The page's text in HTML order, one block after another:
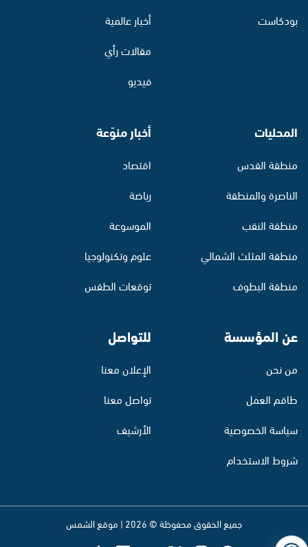
بودكاست
أخبار عالمية
مقالات رأي
فيديو
المحليات
منطقة القدس
الناصرة والمنطقة
منطقة النقب
منطقة المثلث الشمالي
منطقة البطوف
أخبار منوّعة
اقتصاد
رياضة
الموسوعة
علوم وتكنولوجيا
توقعات الطقس
عن المؤسسة
من نحن
طاقم العمل
سياسة الخصوصية
شروط الاستخدام
للتواصل
الإعلان معنا
تواصل معنا
الأرشيف
جميع الحقوق محفوظة © 2026 | موقع الشمس